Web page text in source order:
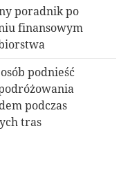
poradnik po
finansowym
podnieść
podczas
tras